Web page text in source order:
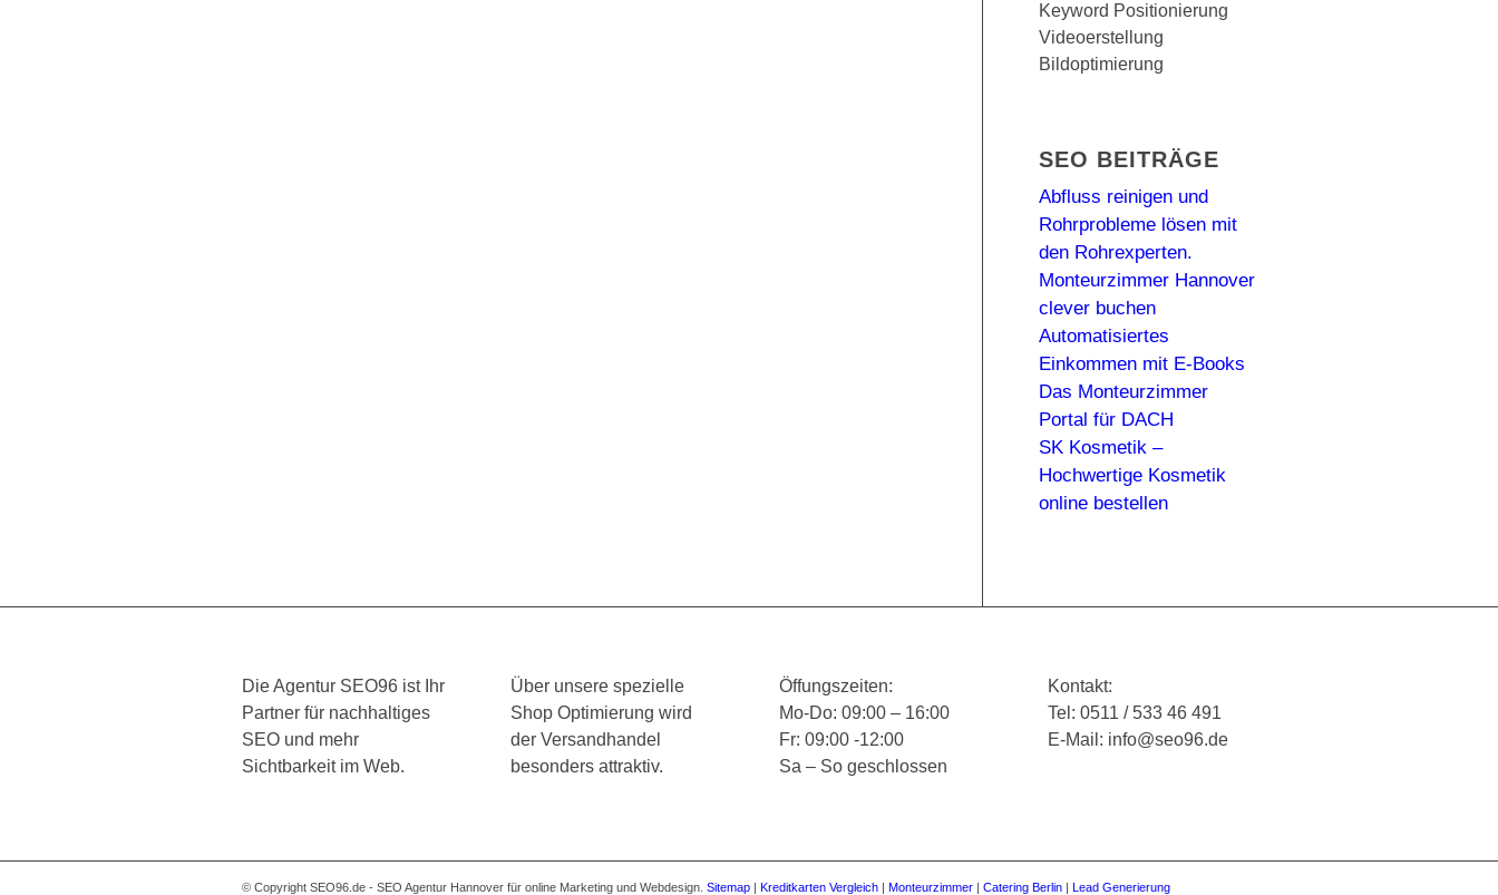
Keyword Positionierung
Videoerstellung
Bildoptimierung
SEO BEITRÄGE
Abfluss reinigen und
Rohrprobleme lösen mit
den Rohrexperten.
Monteurzimmer Hannover
clever buchen
Automatisiertes
Einkommen mit E-Books
Das Monteurzimmer
Portal für DACH
SK Kosmetik –
Hochwertige Kosmetik
online bestellen
Die Agentur SEO96 ist Ihr
Partner für nachhaltiges
SEO und mehr
Sichtbarkeit im Web.
Über unsere spezielle
Shop Optimierung wird
der Versandhandel
besonders attraktiv.
Öffungszeiten:
Mo-Do: 09:00 – 16:00
Fr: 09:00 -12:00
Sa – So geschlossen
Kontakt:
Tel: 0511 / 533 46 491
E-Mail: info@seo96.de
© Copyright SEO96.de - SEO Agentur Hannover für online Marketing und Webdesign. Sitemap | Kreditkarten Vergleich | Monteurzimmer | Catering Berlin | Lead Generierung